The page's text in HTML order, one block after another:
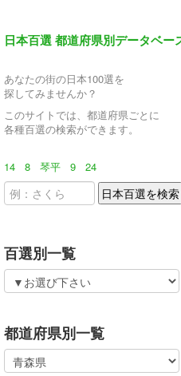
日本百選 都道府県別データベー
あなたの街の日本100選を
探してみませんか？
このサイトでは、都道府県ごとに
各種百選の検索ができます。
14 8 琴平 9 24
百選別一覧
都道府県別一覧